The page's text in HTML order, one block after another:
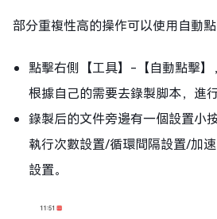
部分重複性高的操作可以使用自動點
點擊右側【工具】-【自動點擊
根據自己的需要去錄製脚本，進
錄製后的文件旁邊有一個設置小
執行次數設置/循環間隔設置/加
設置。